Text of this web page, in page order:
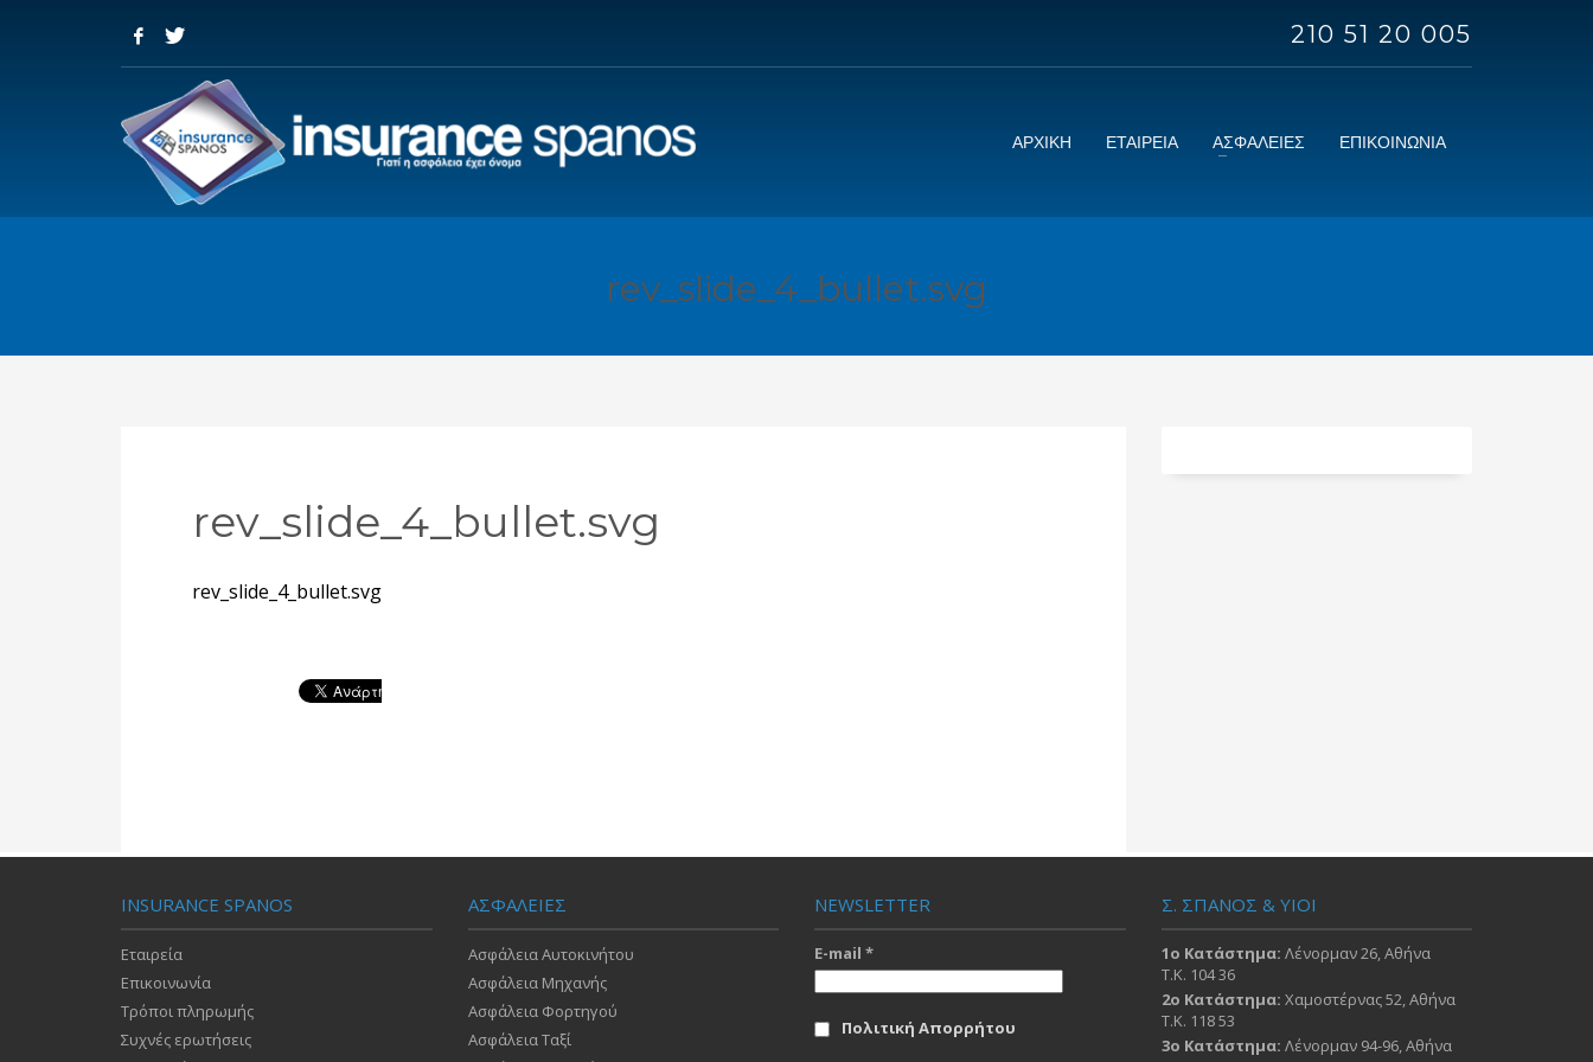
210 51 20 005
ΑΡΧΙΚΗ ΕΤΑΙΡΕΙΑ ΑΣΦΑΛΕΙΕΣ ΕΠΙΚΟΙΝΩΝΙΑ
rev_slide_4_bullet.svg
rev_slide_4_bullet.svg
rev_slide_4_bullet.svg
INSURANCE SPANOS
Εταιρεία
Επικοινωνία
Τρόποι πληρωμής
Συχνές ερωτήσεις
ΑΣΦΑΛΕΙΕΣ
Ασφάλεια Αυτοκινήτου
Ασφάλεια Μηχανής
Ασφάλεια Φορτηγού
Ασφάλεια Ταξί
NEWSLETTER
E-mail *
Πολιτική Απορρήτου
Σ. ΣΠΑΝΟΣ & ΥΙΟΙ
1ο Κατάστημα: Λένορμαν 26, Αθήνα
Τ.Κ. 104 36
2ο Κατάστημα: Χαμοστέρνας 52, Αθήνα
Τ.Κ. 118 53
3ο Κατάστημα: Λένορμαν 94-96, Αθήνα